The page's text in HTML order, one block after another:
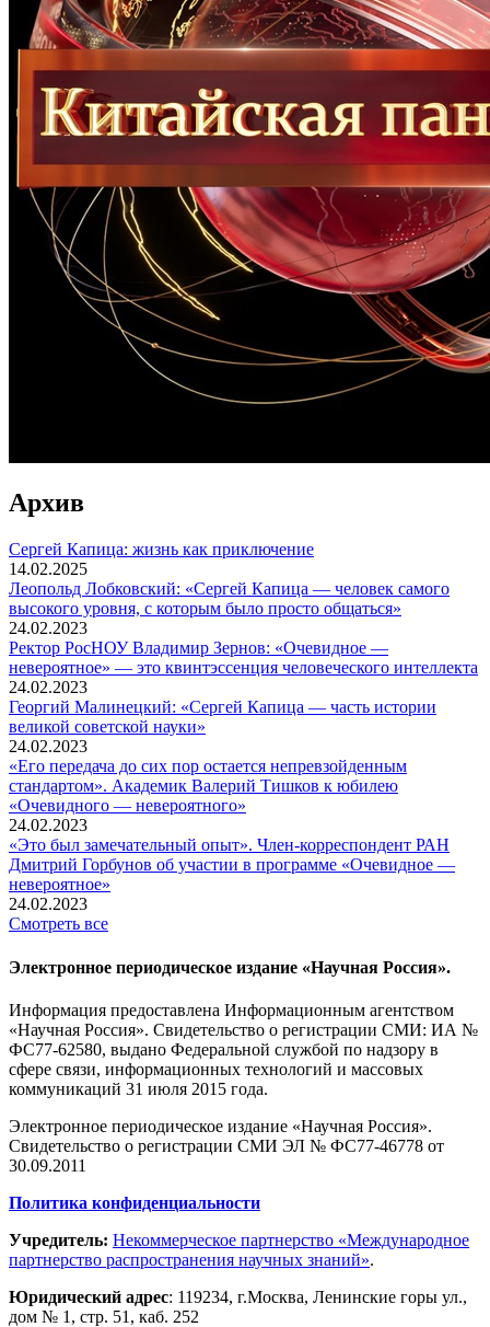
Архив
Сергей Капица: жизнь как приключение
14.02.2025
Леопольд Лобковский: «Сергей Капица — человек самого
высокого уровня, с которым было просто общаться»
24.02.2023
Ректор РосНОУ Владимир Зернов: «Очевидное —
невероятное» — это квинтэссенция человеческого интеллекта
24.02.2023
Георгий Малинецкий: «Сергей Капица — часть истории
великой советской науки»
24.02.2023
«Его передача до сих пор остается непревзойденным
стандартом». Академик Валерий Тишков к юбилею
«Очевидного — невероятного»
24.02.2023
«Это был замечательный опыт». Член-корреспондент РАН
Дмитрий Горбунов об участии в программе «Очевидное —
невероятное»
24.02.2023
Смотреть все
Электронное периодическое издание «Научная Россия».
Информация предоставлена Информационным агентством
«Научная Россия». Свидетельство о регистрации СМИ: ИА №
ФС77-62580, выдано Федеральной службой по надзору в
сфере связи, информационных технологий и массовых
коммуникаций 31 июля 2015 года.
Электронное периодическое издание «Научная Россия».
Свидетельство о регистрации СМИ ЭЛ № ФС77-46778 от
30.09.2011
Политика конфиденциальности
Учредитель: Некоммерческое партнерство «Международное
партнерство распространения научных знаний».
Юридический адрес: 119234, г.Москва, Ленинские горы ул.,
дом № 1, стр. 51 , каб. 252